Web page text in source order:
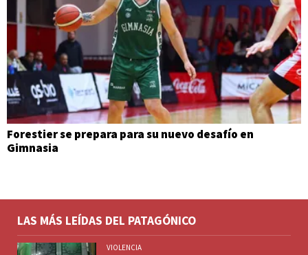
Forestier se prepara para su nuevo desafío en
Gimnasia
LAS MÁS LEÍDAS DEL PATAGÓNICO
VIOLENCIA